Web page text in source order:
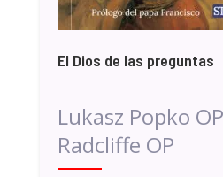
El Dios de las preguntas
Lukasz Popko
Radcliffe OP